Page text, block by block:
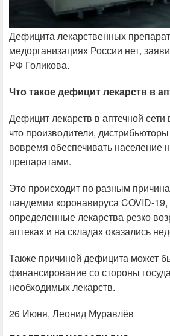
Дефицита лекарственных
медорганизациях России нет,
РФ Голикова.
Что такое дефицит лекарств в
Дефицит лекарств в аптечной сети
что производители,
вовремя обеспечивать население
препаратами.
Это происходит по разным
пандемии коронавируса COVID-19,
определенные лекарства резко
аптеках и на складах оказались
Также причиной дефицита может
финансирование со стороны
необходимых лекарств.
26 Июня, Леонид Муравлёв